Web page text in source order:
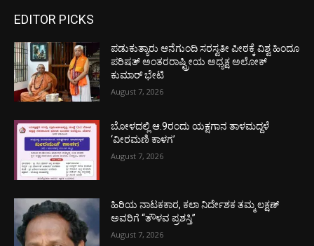
EDITOR PICKS
ಪಡುಕುತ್ಯಾರು ಆನೆಗುಂದಿ ಸರಸ್ವತೀ ಪೀಠಕ್ಕೆ ವಿಶ್ವ ಹಿಂದೂ
ಪರಿಷತ್ ಅಂತರರಾಷ್ಟ್ರೀಯ ಅಧ್ಯಕ್ಷ ಅಲೋಕ್
ಕುಮಾರ್ ಭೇಟಿ
August 7, 2026
ಬೋಳದಲ್ಲಿ ಆ.9ರಂದು ಯಕ್ಷಗಾನ ತಾಳಮದ್ದಳೆ
‘ವೀರಮಣಿ ಕಾಳಗ’
August 7, 2026
ಹಿರಿಯ ನಾಟಕಕಾರ, ಕಲಾ ನಿರ್ದೇಶಕ ತಮ್ಮ ಲಕ್ಷಣ್
ಅವರಿಗೆ “ತೌಳವ ಪ್ರಶಸ್ತಿ”
August 7, 2026